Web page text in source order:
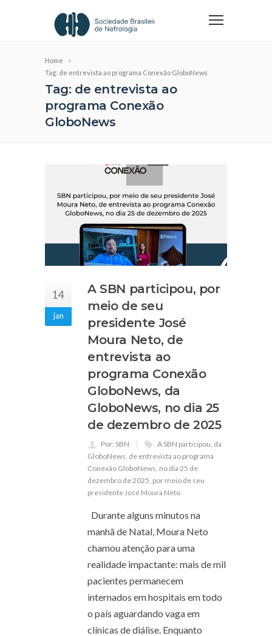
Home
Tag: de entrevista ao programa Conexão GloboNews
Tag: de entrevista ao
programa Conexão
GloboNews
14
jan
A SBN participou, por
meio de seu
presidente José
Moura Neto, de
entrevista ao
programa Conexão
GloboNews, da
GloboNews, no dia 25
de dezembro de 2025
Por: SBN A SBN participou da
GloboNews de entrevista ao programa
Conexão GloboNews no dia 25 de
dezembro de 2025 por meio de seu
presidente José Moura Neto
Durante alguns minutos na
manhã de Natal, Moura Neto
chamou atenção para uma
realidade impactante: mais de mil
pacientes permanecem
internados em hospitais em todo
o país aguardando vaga em
clínicas de diálise. Enquanto